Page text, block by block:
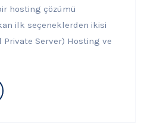
hosting çözümü
ilk seçeneklerden ikisi
Private Server) Hosting ve